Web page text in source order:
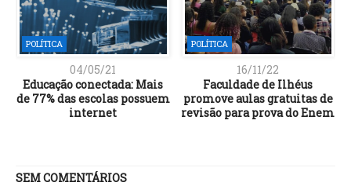
POLÍTICA
04/05/21
Educação conectada: Mais
de 77% das escolas possuem
internet
POLÍTICA
16/11/22
Faculdade de Ilhéus
promove aulas gratuitas de
revisão para prova do Enem
SEM COMENTÁRIOS